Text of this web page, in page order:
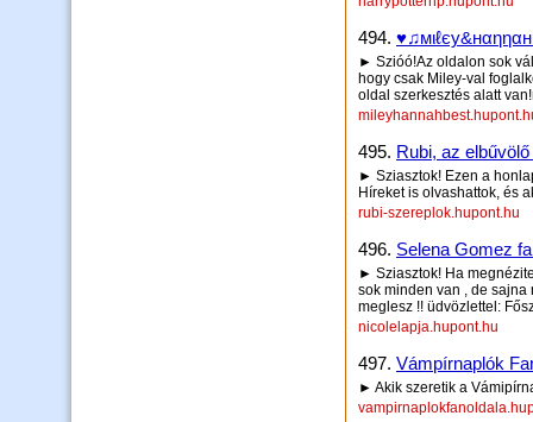
494.
► Szióó!Az oldalon sok
hogy csak Miley-val
oldal szerkesztés alatt
495. Rubi, az
► Sziasztok! Ezen a
Híreket is olvashattok, és
rubi-szereplok.hupont.hu
496. Selena Gomez
► Sziasztok! Ha
sok minden van , de
meglesz !! üdvözlettel:
nicolelapja.hupont.hu
497. Vámpírnaplók
► Akik szeretik a